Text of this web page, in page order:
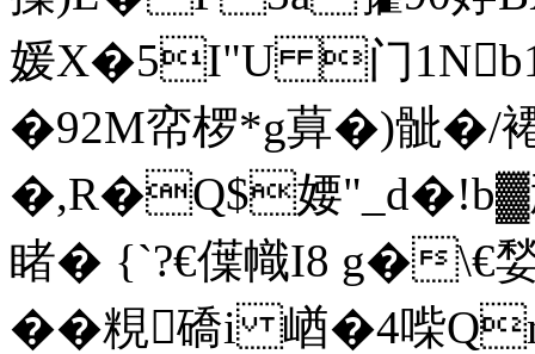
媛X�5I"U 门
�92M帟椤*g萛�)骴�/褼
�,R�Q$婹"_d�!b▓兘
睹� {`?€僷幟I8 g�
��粯礄i 崷�4喍